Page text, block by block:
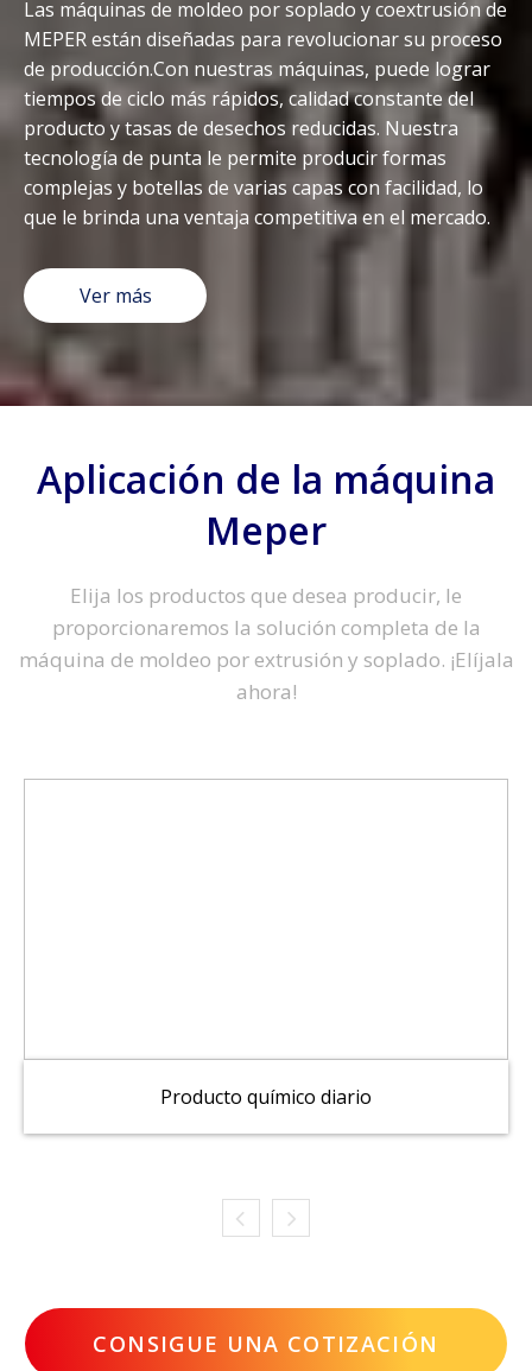
Las máquinas de moldeo por soplado y coextrusión de
MEPER están diseñadas para revolucionar su proceso
de producción.Con nuestras máquinas, puede lograr
tiempos de ciclo más rápidos, calidad constante del
producto y tasas de desechos reducidas. Nuestra
tecnología de punta le permite producir formas
complejas y botellas de varias capas con facilidad, lo
que le brinda una ventaja competitiva en el mercado.
Ver más
Aplicación de la máquina
Meper
Elija los productos que desea producir, le
proporcionaremos la solución completa de la
máquina de moldeo por extrusión y soplado. ¡Elíjala
ahora!
Producto químico diario
CONSIGUE UNA COTIZACIÓN